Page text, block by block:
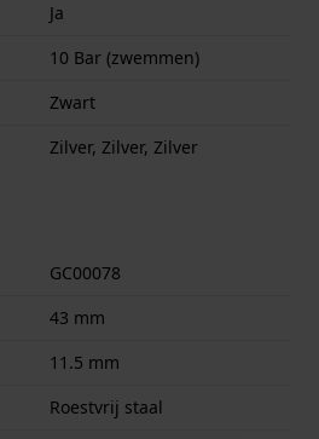
Ja
10 Bar (zwemmen)
Zwart
Zilver, Zilver, Zilver
GC00078
43 mm
11.5 mm
Roestvrij staal